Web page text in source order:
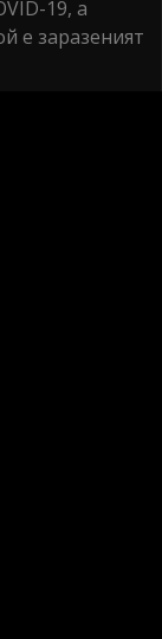
19, а
е заразеният